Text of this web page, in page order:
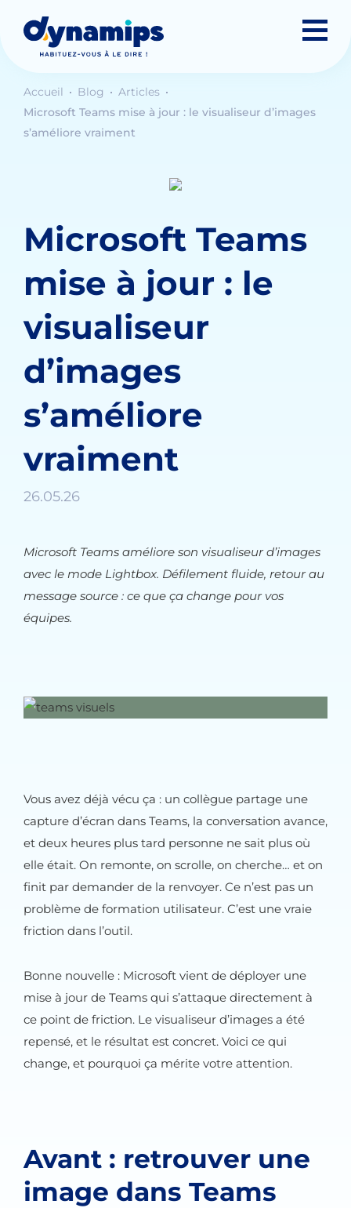
Accueil Blog
Articles
Microsoft Teams mise à jour : le visualiseur d’images
s’améliore vraiment
Microsoft Teams
mise à jour : le
visualiseur
d’images
s’améliore
vraiment
26.05.26
Microsoft Teams améliore son visualiseur d’images
avec le mode Lightbox. Défilement fluide, retour au
message source : ce que ça change pour vos
équipes.
Vous avez déjà vécu ça : un collègue partage une
capture d’écran dans Teams, la conversation avance,
et deux heures plus tard personne ne sait plus où
elle était. On remonte, on scrolle, on cherche… et on
finit par demander de la renvoyer. Ce n’est pas un
problème de formation utilisateur. C’est une vraie
friction dans l’outil.
Bonne nouvelle : Microsoft vient de déployer une
mise à jour de Teams qui s’attaque directement à
ce point de friction. Le visualiseur d’images a été
repensé, et le résultat est concret. Voici ce qui
change, et pourquoi ça mérite votre attention.
Avant : retrouver une
image dans Teams